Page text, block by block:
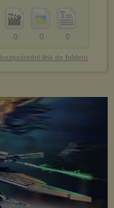
0
0
0
bezpośredni link do folderu